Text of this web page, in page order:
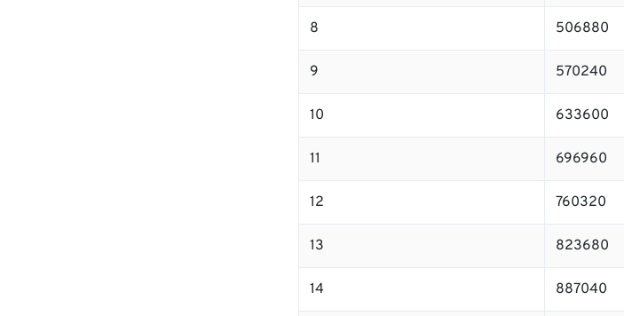
8 506880
9 570240
10 633600
11 696960
12 760320
13 823680
14 887040